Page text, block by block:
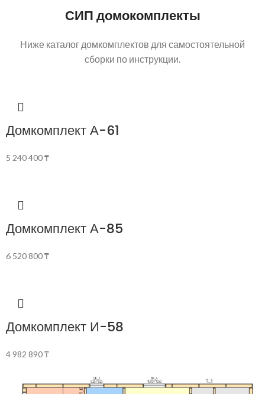
СИП домокомплекты
Ниже каталог домкомплектов для самостоятельной
сборки по инструкции.
Домкомплект А-61
5 240 400₸
Домкомплект А-85
6 520 800₸
Домкомплект И-58
4 982 890₸